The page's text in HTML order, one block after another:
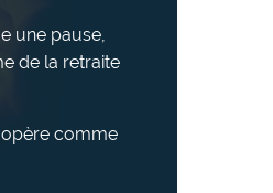
une pause,
de la retraite
comme